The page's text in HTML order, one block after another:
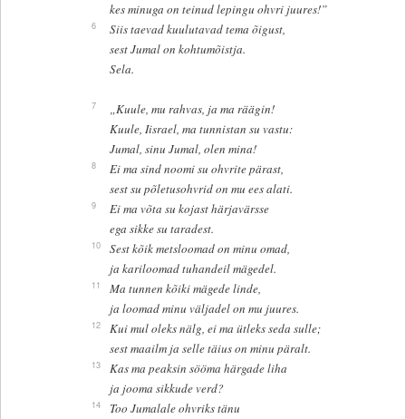
kes minuga on teinud lepingu ohvri juures!”
6
Siis taevad kuulutavad tema õigust,
sest Jumal on kohtumõistja.
Sela.
7
„Kuule, mu rahvas, ja ma räägin!
Kuule, Iisrael, ma tunnistan su vastu:
Jumal, sinu Jumal, olen mina!
8
Ei ma sind noomi su ohvrite pärast,
sest su põletusohvrid on mu ees alati.
9
Ei ma võta su kojast härjavärsse
ega sikke su taradest.
10
Sest kõik metsloomad on minu omad,
ja kariloomad tuhandeil mägedel.
11
Ma tunnen kõiki mägede linde,
ja loomad minu väljadel on mu juures.
12
Kui mul oleks nälg, ei ma ütleks seda sulle;
sest maailm ja selle täius on minu päralt.
13
Kas ma peaksin sööma härgade liha
ja jooma sikkude verd?
14
Too Jumalale ohvriks tänu